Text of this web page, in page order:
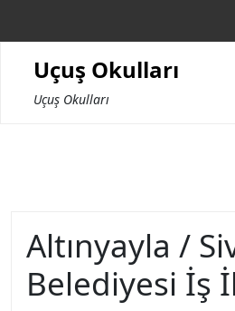
Uçuş Okulları
Uçuş Okulları
Altınyayla /
Belediyesi İş